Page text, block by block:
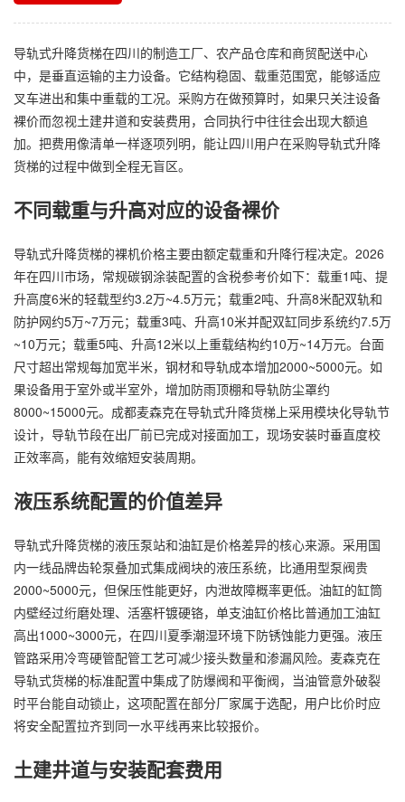
导轨式升降货梯在四川的制造工厂、农产品仓库和商贸配送中心
中，是垂直运输的主力设备。它结构稳固、载重范围宽，能够适应
叉车进出和集中重载的工况。采购方在做预算时，如果只关注设备
裸价而忽视土建井道和安装费用，合同执行中往往会出现大额追
加。把费用像清单一样逐项列明，能让四川用户在采购导轨式升降
货梯的过程中做到全程无盲区。
不同载重与升高对应的设备裸价
导轨式升降货梯的裸机价格主要由额定载重和升降行程决定。2026
年在四川市场，常规碳钢涂装配置的含税参考价如下：载重1吨、提
升高度6米的轻载型约3.2万~4.5万元；载重2吨、升高8米配双轨和
防护网约5万~7万元；载重3吨、升高10米并配双缸同步系统约7.5万
~10万元；载重5吨、升高12米以上重载结构约10万~14万元。台面
尺寸超出常规每加宽半米，钢材和导轨成本增加2000~5000元。如
果设备用于室外或半室外，增加防雨顶棚和导轨防尘罩约
8000~15000元。成都麦森克在导轨式升降货梯上采用模块化导轨节
设计，导轨节段在出厂前已完成对接面加工，现场安装时垂直度校
正效率高，能有效缩短安装周期。
液压系统配置的价值差异
导轨式升降货梯的液压泵站和油缸是价格差异的核心来源。采用国
内一线品牌齿轮泵叠加式集成阀块的液压系统，比通用型泵阀贵
2000~5000元，但保压性能更好，内泄故障概率更低。油缸的缸筒
内壁经过绗磨处理、活塞杆镀硬铬，单支油缸价格比普通加工油缸
高出1000~3000元，在四川夏季潮湿环境下防锈蚀能力更强。液压
管路采用冷弯硬管配管工艺可减少接头数量和渗漏风险。麦森克在
导轨式货梯的标准配置中集成了防爆阀和平衡阀，当油管意外破裂
时平台能自动锁止，这项配置在部分厂家属于选配，用户比价时应
将安全配置拉齐到同一水平线再来比较报价。
土建井道与安装配套费用